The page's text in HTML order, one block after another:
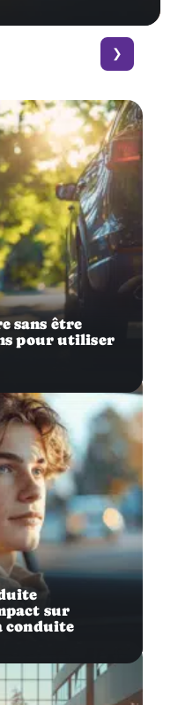
sans être
pour utiliser
sur
conduite